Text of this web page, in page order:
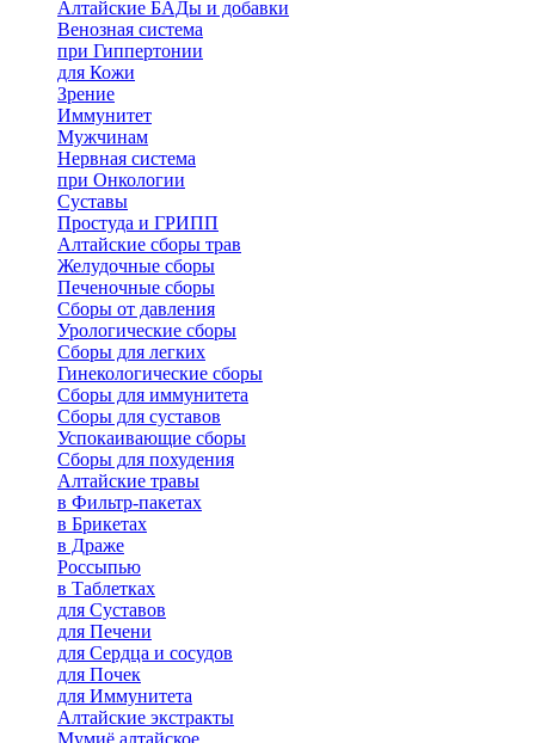
Алтайские БАДы и добавки
Венозная система
при Гиппертонии
для Кожи
Зрение
Иммунитет
Мужчинам
Нервная система
при Онкологии
Суставы
Простуда и ГРИПП
Алтайские сборы трав
Желудочные сборы
Печеночные сборы
Сборы от давления
Урологические сборы
Сборы для легких
Гинекологические сборы
Сборы для иммунитета
Сборы для суставов
Успокаивающие сборы
Сборы для похудения
Алтайские травы
в Фильтр-пакетах
в Брикетах
в Драже
Россыпью
в Таблетках
для Cуставов
для Печени
для Сердца и сосудов
для Почек
для Иммунитета
Алтайские экстракты
Мумиё алтайское